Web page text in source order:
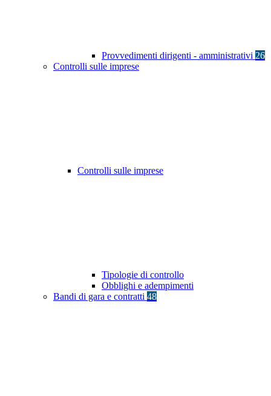
Provvedimenti dirigenti - amministrativi 26
Controlli sulle imprese
Controlli sulle imprese
Tipologie di controllo
Obblighi e adempimenti
Bandi di gara e contratti 48